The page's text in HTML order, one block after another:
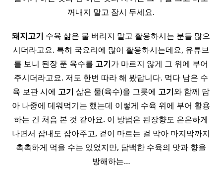
꺼내지 말고 잠시 두세요.
돼지고기 수육 삶은 물 버리지 말고 활용하시는 분들 많으
시더라고요. 특히 국요리에 많이 활용하시는데요, 유튜브
를 보니 된장 푼 육수를 고기가 마르지 않게 그 위에 부어
주시더라고요. 저도 한번 따라 해 봤답니다. 먹다 남은 수
육 보관 시에 고기 삶은 물(육수)을 그릇에 고기와 함께 담
아 나중에 데워먹기는 했는데 이렇게 수육 위에 부어 활용
하는 건 처음 본 것 같아요. 이 방법은 된장향도 은은하게
나면서 잡내도 잡아주고, 겉이 마르는 걸 막아 마지막까지
촉촉하게 먹을 수는 있었지만, 담백한 수육의 맛과 향을
방해하는…